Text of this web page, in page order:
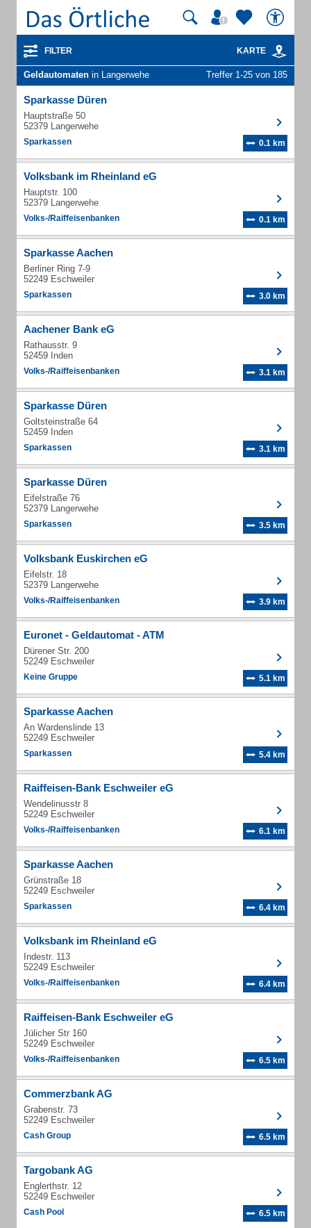
FILTER KARTE
Geldautomaten in Langerwehe Treffer 1-25 von 185
Sparkasse Düren
Hauptstraße 50
52379 Langerwehe
Sparkassen 0.1 km
Volksbank im Rheinland eG
Hauptstr. 100
52379 Langerwehe
Volks-/Raiffeisenbanken 0.1 km
Sparkasse Aachen
Berliner Ring 7-9
52249 Eschweiler
Sparkassen 3.0 km
Aachener Bank eG
Rathausstr. 9
52459 Inden
Volks-/Raiffeisenbanken 3.1 km
Sparkasse Düren
Goltsteinstraße 64
52459 Inden
Sparkassen 3.1 km
Sparkasse Düren
Eifelstraße 76
52379 Langerwehe
Sparkassen 3.5 km
Volksbank Euskirchen eG
Eifelstr. 18
52379 Langerwehe
Volks-/Raiffeisenbanken 3.9 km
Euronet - Geldautomat - ATM
Dürener Str. 200
52249 Eschweiler
Keine Gruppe 5.1 km
Sparkasse Aachen
An Wardenslinde 13
52249 Eschweiler
Sparkassen 5.4 km
Raiffeisen-Bank Eschweiler eG
Wendelinusstr 8
52249 Eschweiler
Volks-/Raiffeisenbanken 6.1 km
Sparkasse Aachen
Grünstraße 18
52249 Eschweiler
Sparkassen 6.4 km
Volksbank im Rheinland eG
Indestr. 113
52249 Eschweiler
Volks-/Raiffeisenbanken 6.4 km
Raiffeisen-Bank Eschweiler eG
Jülicher Str 160
52249 Eschweiler
Volks-/Raiffeisenbanken 6.5 km
Commerzbank AG
Grabenstr. 73
52249 Eschweiler
Cash Group 6.5 km
Targobank AG
Englerthstr. 12
52249 Eschweiler
Cash Pool 6.5 km